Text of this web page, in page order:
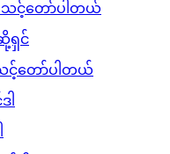
သင့်တော်ပါတယ်
ရှင်
င့်တော်ပါတယ်